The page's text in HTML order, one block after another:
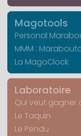
Magotools
Personal
MMM :
La MagoClock
Laboratoire
Qui veut gagner
Le Taquin
Le Pendu